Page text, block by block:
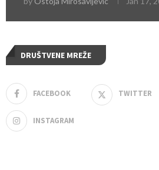
DRUŠTVENE MREŽE
FACEBOOK TWITTER
INSTAGRAM